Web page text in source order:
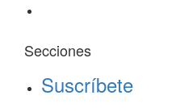
Secciones
Suscríbete